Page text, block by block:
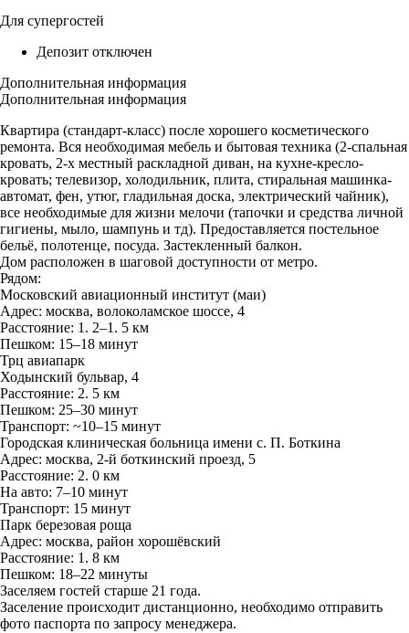
Для супергостей
Депозит отключен
Дополнительная информация
Дополнительная информация
Квартира (стандарт-класс) после хорошего косметического
ремонта. Вся необходимая мебель и бытовая техника (2-спальная
кровать, 2-х местный раскладной диван, на кухне-кресло-
кровать; телевизор, холодильник, плита, стиральная машинка-
автомат, фен, утюг, гладильная доска, электрический чайник),
все необходимые для жизни мелочи (тапочки и средства личной
гигиены, мыло, шампунь и тд). Предоставляется постельное
бельё, полотенце, посуда. Застекленный балкон.
Дом расположен в шаговой доступности от метро.
Рядом:
Московский авиационный институт (маи)
Адрес: москва, волоколамское шоссе, 4
Расстояние: 1. 2–1. 5 км
Пешком: 15–18 минут
Трц авиапарк
Ходынский бульвар, 4
Расстояние: 2. 5 км
Пешком: 25–30 минут
Транспорт: ~10–15 минут
Городская клиническая больница имени с. П. Боткина
Адрес: москва, 2-й боткинский проезд, 5
Расстояние: 2. 0 км
На авто: 7–10 минут
Транспорт: 15 минут
Парк березовая роща
Адрес: москва, район хорошёвский
Расстояние: 1. 8 км
Пешком: 18–22 минуты
Заселяем гостей старше 21 года.
Заселение происходит дистанционно, необходимо отправить
фото паспорта по запросу менеджера.